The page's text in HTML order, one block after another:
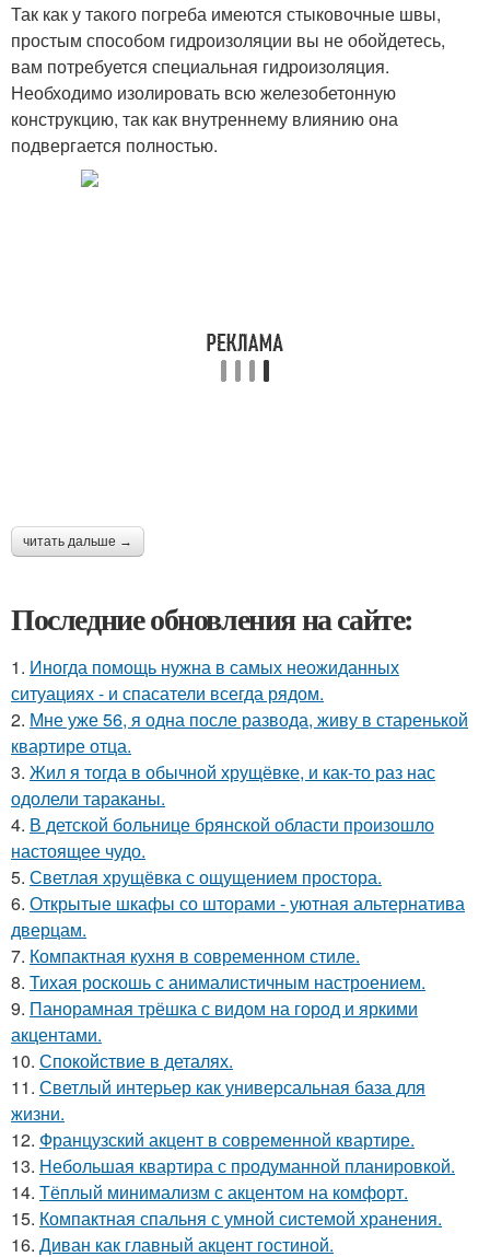
Так как у такого погреба имеются стыковочные швы,
простым способом гидроизоляции вы не обойдетесь,
вам потребуется специальная гидроизоляция.
Необходимо изолировать всю железобетонную
конструкцию, так как внутреннему влиянию она
подвергается полностью.
читать дальше →
Последние обновления на сайте:
1. Иногда помощь нужна в самых неожиданных
ситуациях - и спасатели всегда рядом.
2. Мне уже 56, я одна после развода, живу в старенькой
квартире отца.
3. Жил я тогда в обычной хрущёвке, и как-то раз нас
одолели тараканы.
4. В детской больнице брянской области произошло
настоящее чудо.
5. Светлая хрущёвка с ощущением простора.
6. Открытые шкафы со шторами - уютная альтернатива
дверцам.
7. Компактная кухня в современном стиле.
8. Тихая роскошь с анималистичным настроением.
9. Панорамная трёшка с видом на город и яркими
акцентами.
10. Спокойствие в деталях.
11. Светлый интерьер как универсальная база для
жизни.
12. Французский акцент в современной квартире.
13. Небольшая квартира с продуманной планировкой.
14. Тёплый минимализм с акцентом на комфорт.
15. Компактная спальня с умной системой хранения.
16. Диван как главный акцент гостиной.